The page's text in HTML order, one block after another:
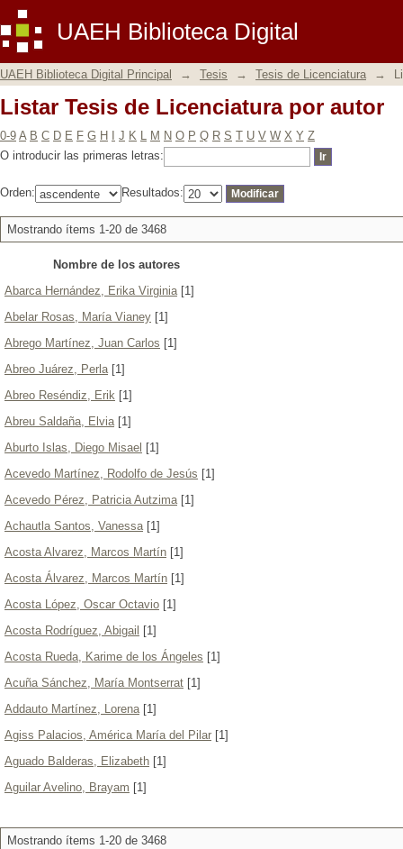
UAEH Biblioteca Digital
Listar Tesis de Licenciatura por autor
UAEH Biblioteca Digital Principal → Tesis → Tesis de Licenciatura →
Listar Tesis de Licenciatura por autor
0-9 A B C D E F G H J K L M N O P Q R S T U V W X Y Z
O introducir las primeras letras:
Orden: Resultados:
Mostrando ítems 1-20 de 3468
Nombre de los autores
Abarca Hernández, Erika Virginia[1]
Abelar Rosas, María Vianey [1]
Abrego Martínez, Juan Carlos [1]
Abreo Juárez, Perla[1]
Abreo Reséndiz, Erik [1]
Abreu Saldaña, Elvia[1]
Aburto Islas, Diego Misael [1]
Acevedo Martínez, Rodolfo de Jesús [1]
Acevedo Pérez, Patricia Autzima[1]
Achautla Santos, Vanessa[1]
Acosta Alvarez, Marcos Martín [1]
Acosta Álvarez, Marcos Martín [1]
Acosta López, Oscar Octavio [1]
Acosta Rodríguez, Abigail
[1]
Acosta Rueda, Karime de los Ángeles [1]
Acuña Sánchez, María Montserrat [1]
Addauto Martínez, Lorena[1]
Agiss Palacios, América María del Pilar [1]
Aguado Balderas, Elizabeth [1]
Aguilar Avelino, Brayam [1]
Mostrando ítems 1-20 de 3468